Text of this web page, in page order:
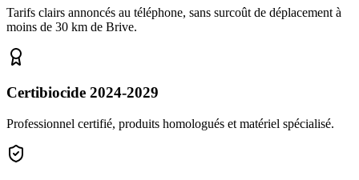
Tarifs clairs annoncés au téléphone, sans surcoût de déplacement à
moins de 30 km de Brive.
Certibiocide 2024-2029
Professionnel certifié, produits homologués et matériel spécialisé.